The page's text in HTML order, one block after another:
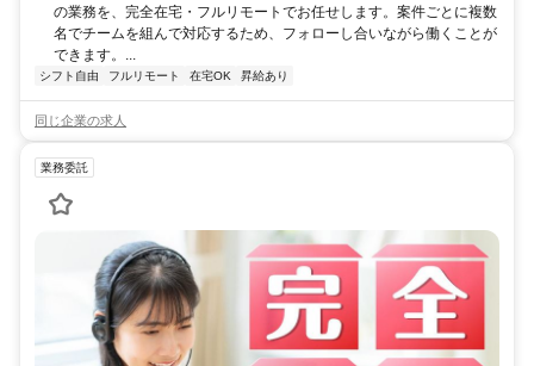
の業務を、完全在宅・フルリモートでお任せします。案件ごとに複数
名でチームを組んで対応するため、フォローし合いながら働くことが
できます。...
シフト自由 フルリモート 在宅OK 昇給あり
同じ企業の求人
業務委託